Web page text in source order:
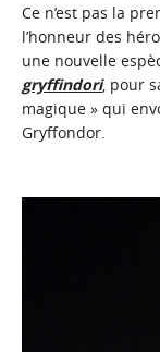
Ce n’est pas la
l’honneur des
une nouvelle
gryffindori, pour
magique » qui
Gryffondor.